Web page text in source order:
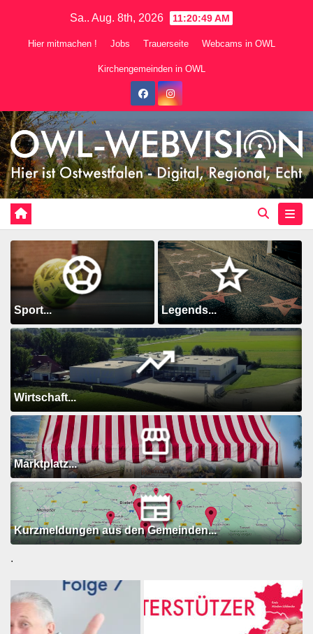
Sa.. Aug. 8th, 2026 11:20:50 AM
Hier mitmachen ! Jobs Trauerseite Webcams in OWL
Kirchengemeinden in OWL
Sport... Legends...
Wirtschaft...
Marktplatz...
Kurzmeldungen aus den Gemeinden...
.